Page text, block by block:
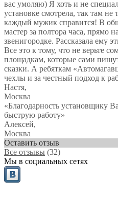
вас умоляю) Я хоть и не
установке смотрела, так там
каждый мужик справится! В
мастер за полтора часа, прямо
звенигородке. Рассказала ему
Все это к тому, что не верьте
площадкам, которые сами
сказки. А ребяткам
чехлы и за честный подход к
Настя,
Москва
«Благодарность установщику
быструю работу»
Алексей,
Москва
Оставить отзыв
Все отзывы (32)
Мы в социальных сетях